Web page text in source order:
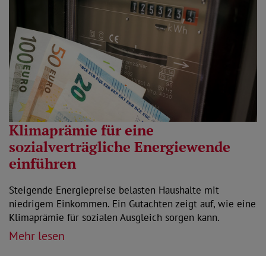
Klimaprämie für eine
sozialverträgliche Energiewende
einführen
Steigende Energiepreise belasten Haushalte mit
niedrigem Einkommen. Ein Gutachten zeigt auf, wie eine
Klimaprämie für sozialen Ausgleich sorgen kann.
Mehr lesen